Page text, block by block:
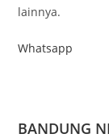
lainnya.
Whatsapp
BANDUNG